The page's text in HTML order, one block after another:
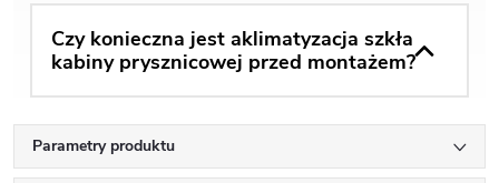
Czy konieczna jest aklimatyzacja szkła
kabiny prysznicowej przed montażem?
Parametry produktu